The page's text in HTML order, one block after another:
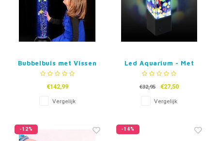
Bubbelbuis met Vissen
€142,99
Vergelijk
Led Aquarium - Met
jelly balletjes
€32,95 €27,50
Vergelijk
-12% -14%